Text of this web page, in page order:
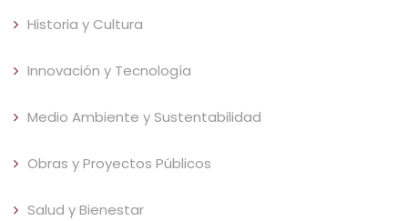
Historia y Cultura
Innovación y Tecnología
Medio Ambiente y Sustentabilidad
Obras y Proyectos Públicos
Salud y Bienestar